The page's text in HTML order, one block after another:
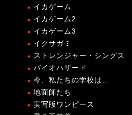
イカゲーム
イカゲーム2
イカゲーム3
イクサガミ
ストレンジャー・シングス
バイオハザード
今、私たちの学校は…
地面師たち
実写版ワンピース